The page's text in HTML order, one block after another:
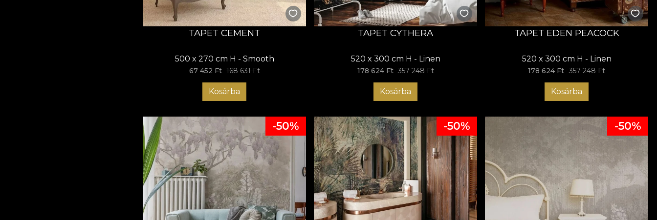
TAPET CEMENT
500 x 270 cm H - Smooth
67 452 Ft 168 631 Ft
Kosárba
TAPET CYTHERA
520 x 300 cm H - Linen
178 624 Ft 357 248 Ft
Kosárba
TAPET EDEN PEACOCK
520 x 300 cm H - Linen
178 624 Ft 357 248 Ft
Kosárba
-50% -50% -50%